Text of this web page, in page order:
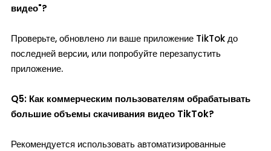
видео"?
Проверьте, обновлено ли ваше приложение TikTok до
последней версии, или попробуйте перезапустить
приложение.
Q5: Как коммерческим пользователям обрабатывать
большие объемы скачивания видео TikTok?
Рекомендуется использовать автоматизированные